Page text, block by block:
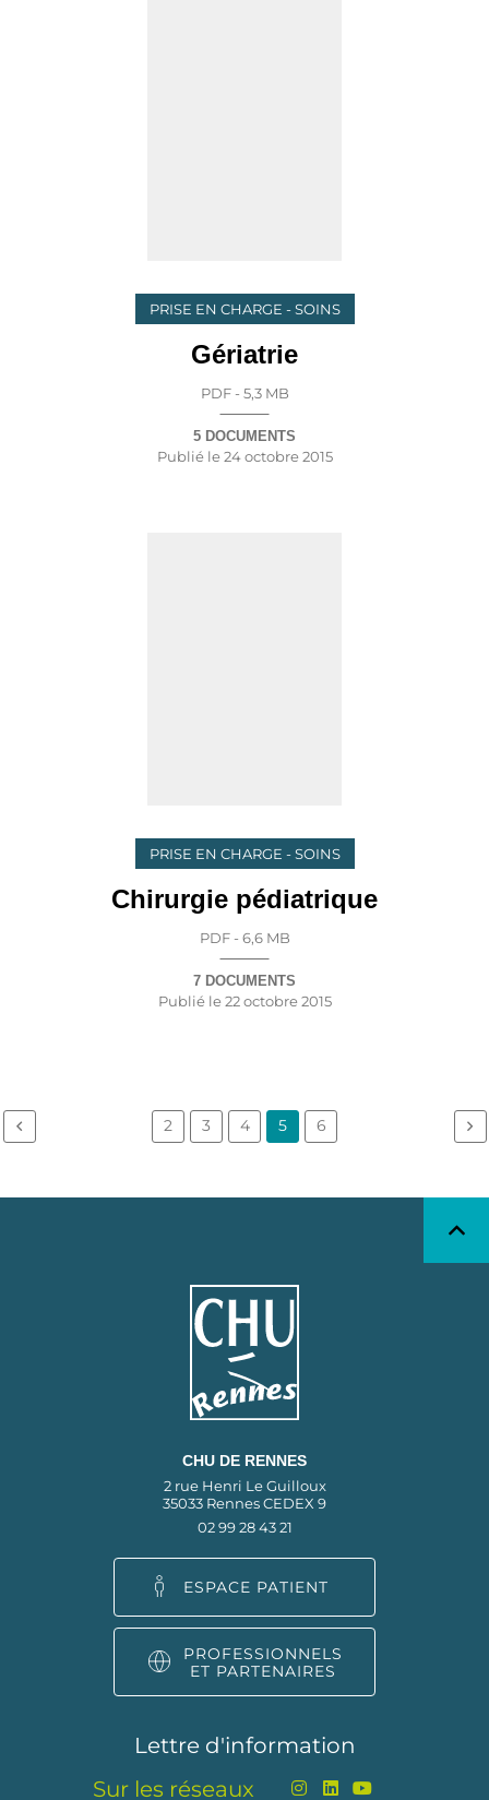
PRISE EN CHARGE - SOINS
Gériatrie
PDF - 5,3 MB
5 DOCUMENTS
Publié le24 octobre 2015
PRISE EN CHARGE - SOINS
Chirurgie pédiatrique
PDF - 6,6 MB
7 DOCUMENTS
Publié le22 octobre 2015
2 3 4 5 6
CHU DE RENNES
2 rue Henri Le Guilloux
35033 Rennes CEDEX 9
02 99 28 43 21
ESPACE PATIENT
PROFESSIONNELS
ET PARTENAIRES
Lettre d'information
Sur les réseaux